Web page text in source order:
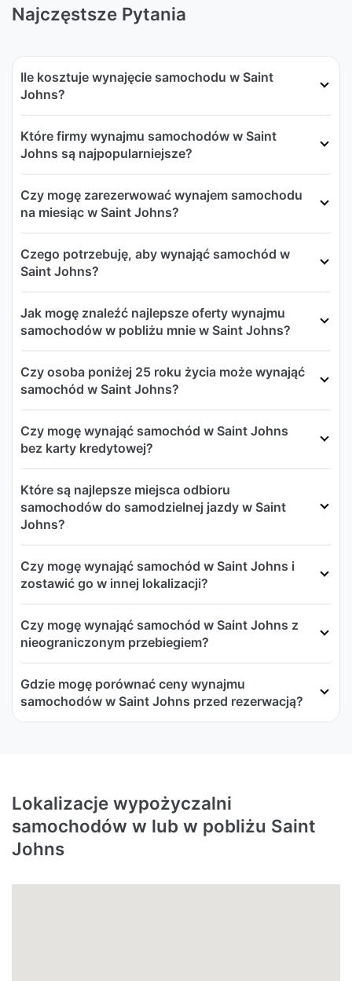
Najczęstsze Pytania
Ile kosztuje wynajęcie samochodu w Saint
Johns?
Które firmy wynajmu samochodów w Saint
Johns są najpopularniejsze?
Czy mogę zarezerwować wynajem samochodu
na miesiąc w Saint Johns?
Czego potrzebuję, aby wynająć samochód w
Saint Johns?
Jak mogę znaleźć najlepsze oferty wynajmu
samochodów w pobliżu mnie w Saint Johns?
Czy osoba poniżej 25 roku życia może wynająć
samochód w Saint Johns?
Czy mogę wynająć samochód w Saint Johns
bez karty kredytowej?
Które są najlepsze miejsca odbioru
samochodów do samodzielnej jazdy w Saint
Johns?
Czy mogę wynająć samochód w Saint Johns i
zostawić go w innej lokalizacji?
Czy mogę wynająć samochód w Saint Johns z
nieograniczonym przebiegiem?
Gdzie mogę porównać ceny wynajmu
samochodów w Saint Johns przed rezerwacją?
Lokalizacje wypożyczalni
samochodów w lub w pobliżu Saint
Johns